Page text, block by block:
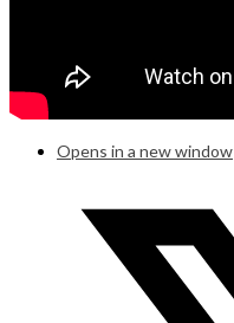
Opens in a new window